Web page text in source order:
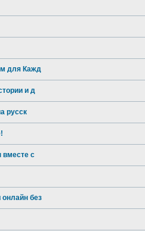
для Кажд
и д
русск
вместе с
без